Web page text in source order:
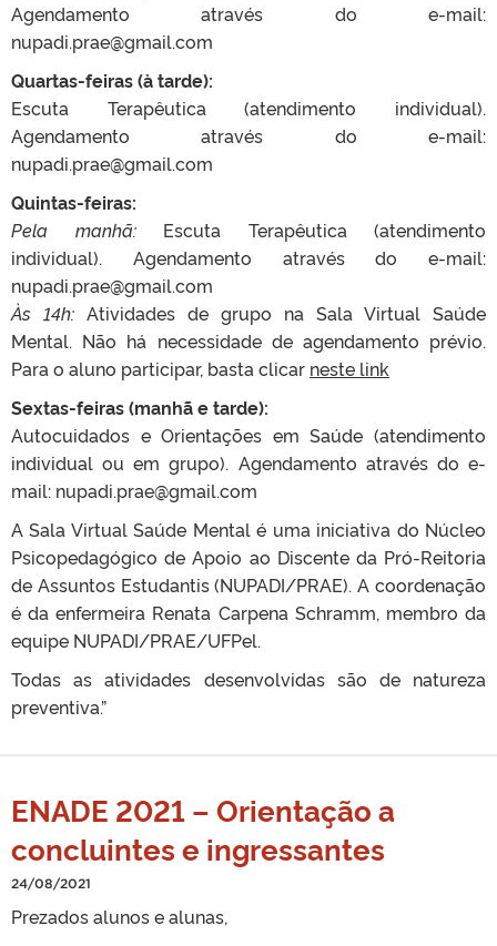
Agendamento através do e-mail:
nupadi.prae@gmail.com
Quartas-feiras (à tarde):
Escuta Terapêutica (atendimento individual).
Agendamento através do e-mail:
nupadi.prae@gmail.com
Quintas-feiras:
Pela manhã:Escuta Terapêutica (atendimento
individual). Agendamento através do e-mail:
nupadi.prae@gmail.com
Às 14h: Atividades de grupo na Sala Virtual Saúde
Mental. Não há necessidade de agendamento prévio.
Para o aluno participar, basta clicar neste link
Sextas-feiras (manhã e tarde):
Autocuidados e Orientações em Saúde (atendimento
individual ou em grupo). Agendamento através do e-
mail: nupadi.prae@gmail.com
A Sala Virtual Saúde Mental é uma iniciativa do Núcleo
Psicopedagógico de Apoio ao Discente da Pró-Reitoria
de Assuntos Estudantis (NUPADI/PRAE). A coordenação
é da enfermeira Renata Carpena Schramm, membro da
equipe NUPADI/PRAE/UFPel.
Todas as atividades desenvolvidas são de natureza
preventiva.”
ENADE 2021 – Orientação a
concluintes e ingressantes
24/08/2021
Prezados alunos e alunas,